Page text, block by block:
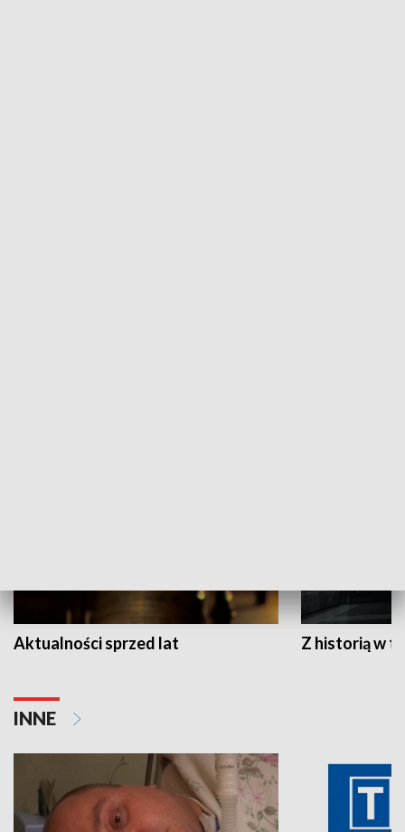
Aktualności sprzed lat Z historią w
INNE